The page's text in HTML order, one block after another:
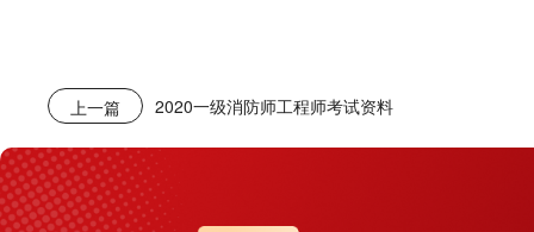
上一篇 2020一级消防师工程师考试资料